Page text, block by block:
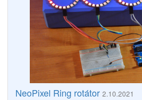
NeoPixel Ring rotátor 2.10.2021